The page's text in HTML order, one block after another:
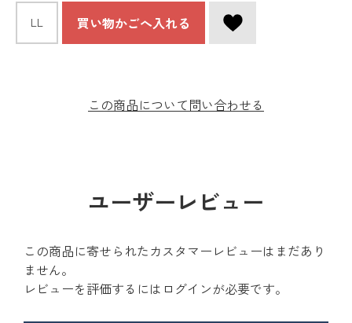
LL 買い物かごへ入れる
この商品について問い合わせる
ユーザーレビュー
この商品に寄せられたカスタマーレビューはまだあり
ません。
レビューを評価するには ログインが必要です。